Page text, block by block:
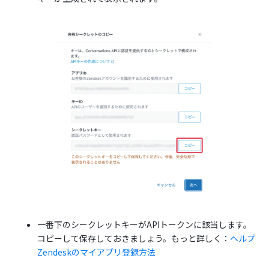
一番下のシークレットキーがAPIトークンに該当します。
コピーして保存しておきましょう。もっと詳しく： ヘルプ
Zendeskのマイアプリ登録方法